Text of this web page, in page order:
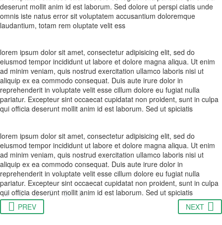
deserunt mollit anim id est laborum. Sed dolore ut perspi ciatis unde
omnis iste natus error sit voluptatem accusantium doloremque
laudantium, totam rem oluptate velit ess
lorem ipsum dolor sit amet, consectetur adipisicing elit, sed do
eiusmod tempor incididunt ut labore et dolore magna aliqua. Ut enim
ad minim veniam, quis nostrud exercitation ullamco laboris nisi ut
aliquip ex ea commodo consequat. Duis aute irure dolor in
reprehenderit in voluptate velit esse cillum dolore eu fugiat nulla
pariatur. Excepteur sint occaecat cupidatat non proident, sunt in culpa
qui officia deserunt mollit anim id est laborum. Sed ut spiciatis
lorem ipsum dolor sit amet, consectetur adipisicing elit, sed do
eiusmod tempor incididunt ut labore et dolore magna aliqua. Ut enim
ad minim veniam, quis nostrud exercitation ullamco laboris nisi ut
aliquip ex ea commodo consequat. Duis aute irure dolor in
reprehenderit in voluptate velit esse cillum dolore eu fugiat nulla
pariatur. Excepteur sint occaecat cupidatat non proident, sunt in culpa
qui officia deserunt mollit anim id est laborum. Sed ut spiciatis
PREV
NEXT